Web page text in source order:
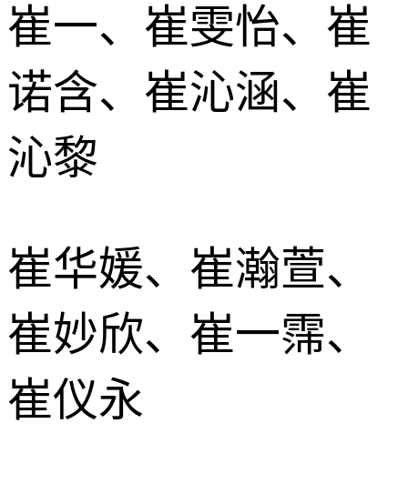
崔一、崔雯怡、崔
诺含、崔沁涵、崔
沁黎
崔华媛、崔瀚萱、
崔妙欣、崔一霈、
崔仪永